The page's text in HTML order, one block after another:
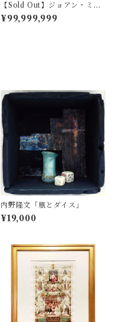
【Sold Out】ジョアン・ミロ
「『黄金の羽のトカゲ』よ
り Pl.10」
¥99,999,999
内野隆文「瓶とダイス」
¥19,000